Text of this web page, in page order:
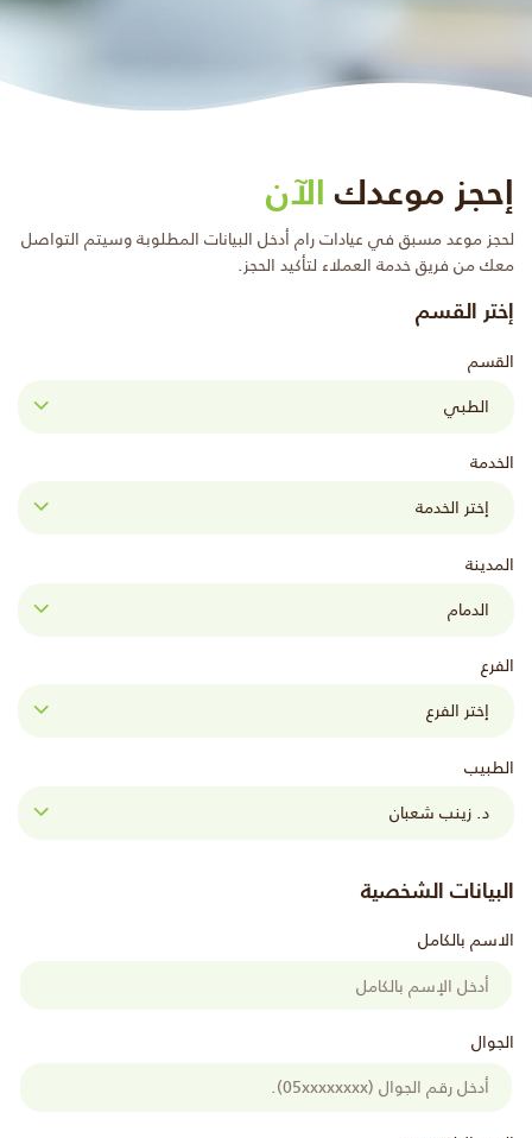
إحجز موعدكالآن
لحجز موعد مسبق في عيادات رام أدخل البيانات المطلوبة وسيتم التواصل
معك من فريق خدمة العملاء لتأكيد الحجز.
إختر القسم
القسم
الخدمة
المدينة
الفرع
الطبيب
البيانات الشخصية
الاسم بالكامل
الجوال